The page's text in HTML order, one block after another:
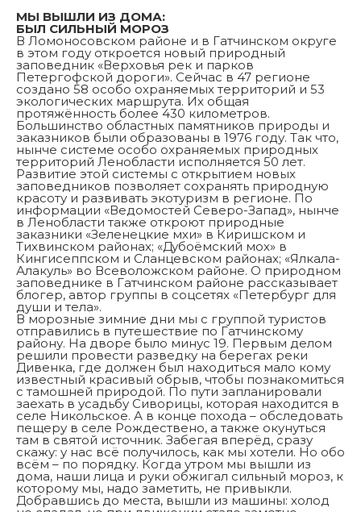
МЫ ВЫШЛИ ИЗ ДОМА:
БЫЛ СИЛЬНЫЙ МОРОЗ
В Ломоносовском районе и в Гатчинском округе
в этом году откроется новый природный
заповедник «Верховья рек и парков
Петергофской дороги». Сейчас в 47 регионе
создано 58 особо охраняемых территорий и 53
экологических маршрута. Их общая
протяжённость более 430 километров.
Большинство областных памятников природы и
заказников были образованы в 1976 году. Так что,
нынче системе особо охраняемых природных
территорий Ленобласти исполняется 50 лет.
Развитие этой системы с открытием новых
заповедников позволяет сохранять природную
красоту и развивать экотуризм в регионе. По
информации «Ведомостей Северо-Запад», нынче
в Ленобласти также откроют природные
заказники «Зеленецкие мхи» в Киришском и
Тихвинском районах; «Дубоёмский мох» в
Кингисеппском и Сланцевском районах; «Ялкала-
Алакуль» во Всеволожском районе. О природном
заповеднике в Гатчинском районе рассказывает
блогер, автор группы в соцсетях «Петербург для
души и тела».
В морозные зимние дни мы с группой туристов
отправились в путешествие по Гатчинскому
району. На дворе было минус 19. Первым делом
решили провести разведку на берегах реки
Дивенка, где должен был находиться мало кому
известный красивый обрыв, чтобы познакомиться
с тамошней природой. По пути запланировали
заехать в усадьбу Сиворицы, которая находится в
селе Никольское. А в конце похода – обследовать
пещеру в селе Рождествено, а также окунуться
там в святой источник. Забегая вперёд, сразу
скажу: у нас всё получилось, как мы хотели. Но обо
всём – по порядку. Когда утром мы вышли из
дома, наши лица и руки обжигал сильный мороз, к
которому мы, надо заметить, не привыкли.
Добравшись до места, вышли из машины: холод